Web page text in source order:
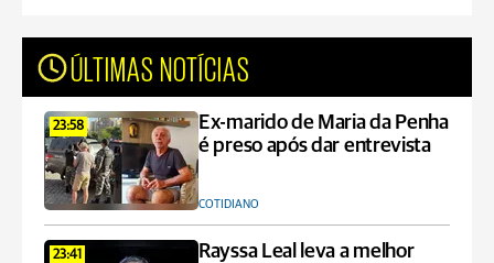
ÚLTIMAS NOTÍCIAS
23:58
Ex-marido de Maria da Penha
é preso após dar entrevista
COTIDIANO
23:41
Rayssa Leal leva a melhor